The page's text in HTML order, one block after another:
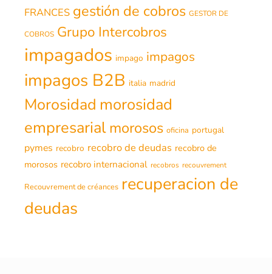
FRANCES gestión de cobros GESTOR DE
COBROS Grupo Intercobros
impagados impago impagos
impagos B2B italia madrid
Morosidad morosidad
empresarialmorosos oficina portugal
pymes recobro recobro de deudas recobro de
morosos recobro internacional recobros recouvrement
Recouvrement de créances recuperacion de
deudas